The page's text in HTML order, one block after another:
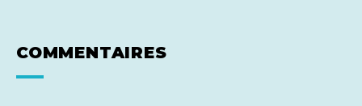
COMMENTAIRES